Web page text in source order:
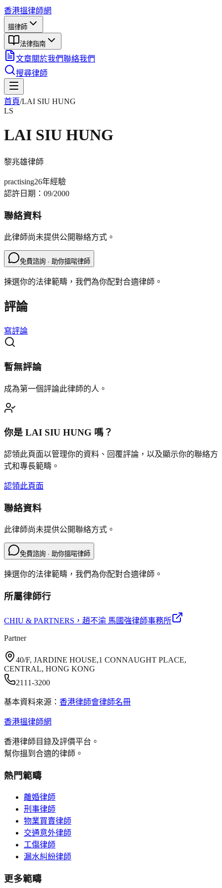
香港搵律師網
搵律師
法律指南
文章關於我們聯絡我們
搜尋律師
首頁/LAI SIU HUNG
LS
LAI SIU HUNG
黎兆雄律師
practising26年經驗
認許日期： 09/2000
聯絡資料
此律師尚未提供公開聯絡方式。
免費諮詢 · 助你搵啱律師
揀選你的法律範疇，我們為你配對合適律師。
評論
寫評論
暫無評論
成為第一個評論此律師的人。
你是 LAI SIU HUNG 嗎？
認領此頁面以管理你的資料、回覆評論，以及顯示你的聯絡方
式和專長範疇。
認領此頁面
聯絡資料
此律師尚未提供公開聯絡方式。
免費諮詢 · 助你搵啱律師
揀選你的法律範疇，我們為你配對合適律師。
所屬律師行
CHIU & PARTNERS ，趙不渝 馬國強律師事務所
Partner
40/F, JARDINE HOUSE,1 CONNAUGHT PLACE,
CENTRAL, HONG KONG
2111-3200
基本資料來源： 香港律師會律師名冊
香港搵律師網
香港律師目錄及評價平台。
幫你搵到合適的律師。
熱門範疇
離婚律師
刑事律師
物業買賣律師
交通意外律師
工傷律師
漏水糾紛律師
更多範疇